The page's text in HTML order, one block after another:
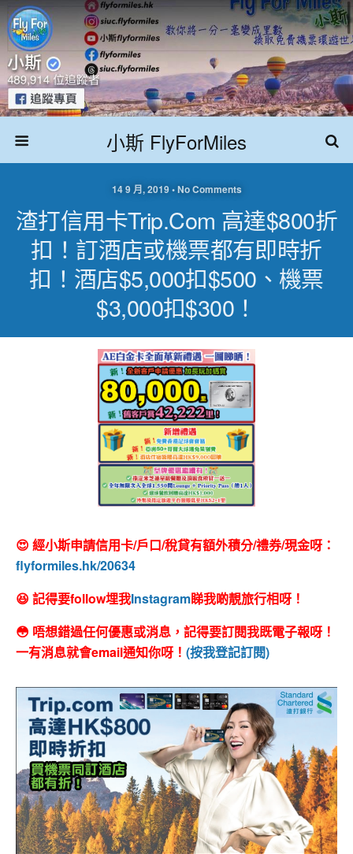
小斯 FlyForMiles
14 9 月, 2019 • No Comments
渣打信用卡Trip.com 高達$800折
扣！訂酒店或機票都有即時折
扣！酒店$5,000扣$500、機票
$3,000扣$300！
😍 經小斯申請信用卡/戶口/稅貸有額外積分/禮券/現金呀：
flyformiles.hk/20634
😆 記得要follow埋我Instagram睇我啲靚旅行相呀！
😳 唔想錯過任何優惠或消息，記得要訂閱我既電子報呀！
一有消息就會email通知你呀！ (按我登記訂閱)